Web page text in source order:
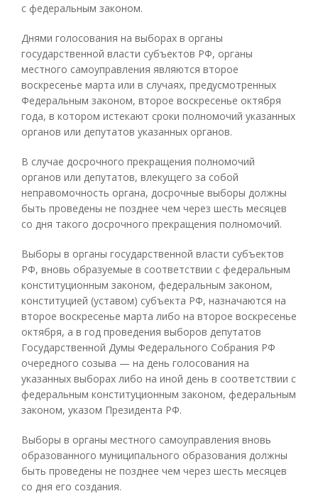
с федеральным законом.
Днями голосования на выборах в органы
государственной власти субъектов РФ, органы
местного самоуправления являются второе
воскресенье марта или в случаях, предусмотренных
Федеральным законом, второе воскресенье октября
года, в котором истекают сроки полномочий указанных
органов или депутатов указанных органов.
В случае досрочного прекращения полномочий
органов или депутатов, влекущего за собой
неправомочность органа, досрочные выборы должны
быть проведены не позднее чем через шесть месяцев
со дня такого досрочного прекращения полномочий.
Выборы в органы государственной власти субъектов
РФ, вновь образуемые в соответствии с федеральным
конституционным законом, федеральным законом,
конституцией (уставом) субъекта РФ, назначаются на
второе воскресенье марта либо на второе воскресенье
октября, а в год проведения выборов депутатов
Государственной Думы Федерального Собрания РФ
очередного созыва — на день голосования на
указанных выборах либо на иной день в соответствии с
федеральным конституционным законом, федеральным
законом, указом Президента РФ.
Выборы в органы местного самоуправления вновь
образованного муниципального образования должны
быть проведены не позднее чем через шесть месяцев
со дня его создания.